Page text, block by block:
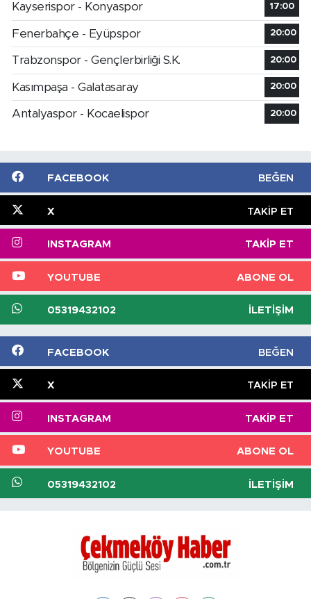
Kayserispor - Konyaspor
17:00
Fenerbahçe - Eyüpspor 20:00
Trabzonspor - Gençlerbirliği S.K. 20:00
Kasımpaşa - Galatasaray 20:00
Antalyaspor - Kocaelispor 20:00
FACEBOOK BEĞEN
X TAKIP ET
INSTAGRAM TAKIP ET
YOUTUBE ABONE OL
05319432102 İLETIŞIM
FACEBOOK BEĞEN
X TAKIP ET
INSTAGRAM TAKIP ET
YOUTUBE ABONE OL
05319432102 İLETIŞIM